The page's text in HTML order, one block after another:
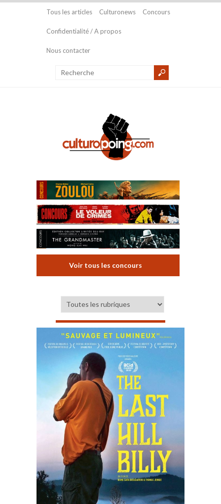
Tous les articles Culturonews Concours
Confidentialité / A propos
Nous contacter
Voir tous les concours